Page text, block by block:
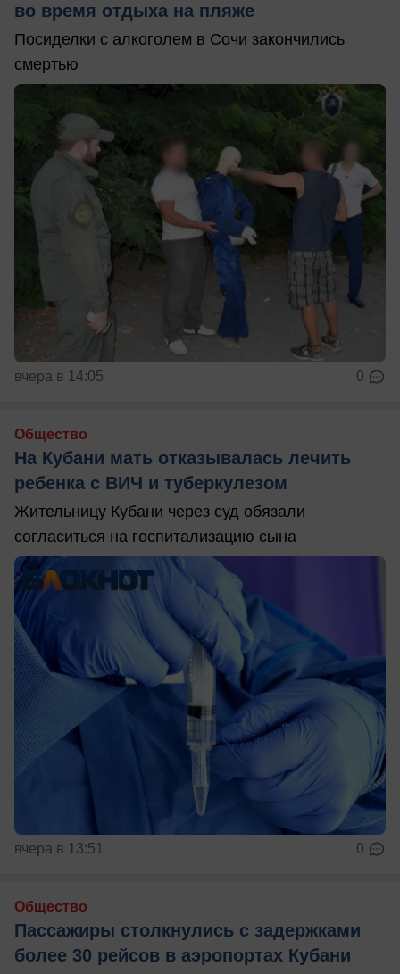
во время отдыха на пляже
Посиделки с алкоголем в Сочи закончились
смертью
вчера в 14:05 0
Общество
На Кубани мать отказывалась лечить
ребенка с ВИЧ и туберкулезом
Жительницу Кубани через суд обязали
согласиться на госпитализацию сына
вчера в 13:51 0
Общество
Пассажиры столкнулись с задержками
более 30 рейсов в аэропортах Кубани